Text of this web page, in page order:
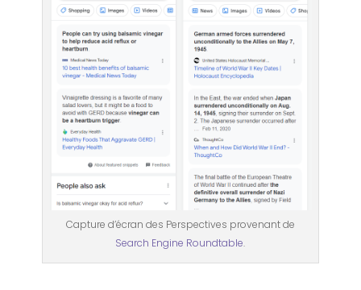
Capture d’écran des Perspectives provenant de
Search Engine Roundtable.